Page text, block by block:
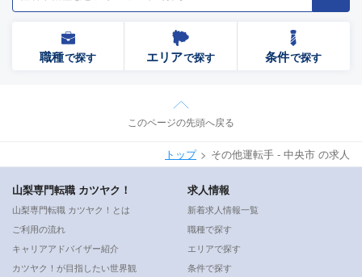
職種で探す エリアで探す 条件で探す
このページの先頭へ戻る
トップ その他運転手 - 中央市 の求人
山梨専門転職 カツヤク！
山梨専門転職 カツヤク！とは
ご利用の流れ
キャリアアドバイザー紹介
カツヤク！が目指したい世界観
求人情報
新着求人情報一覧
職種で探す
エリアで探す
条件で探す